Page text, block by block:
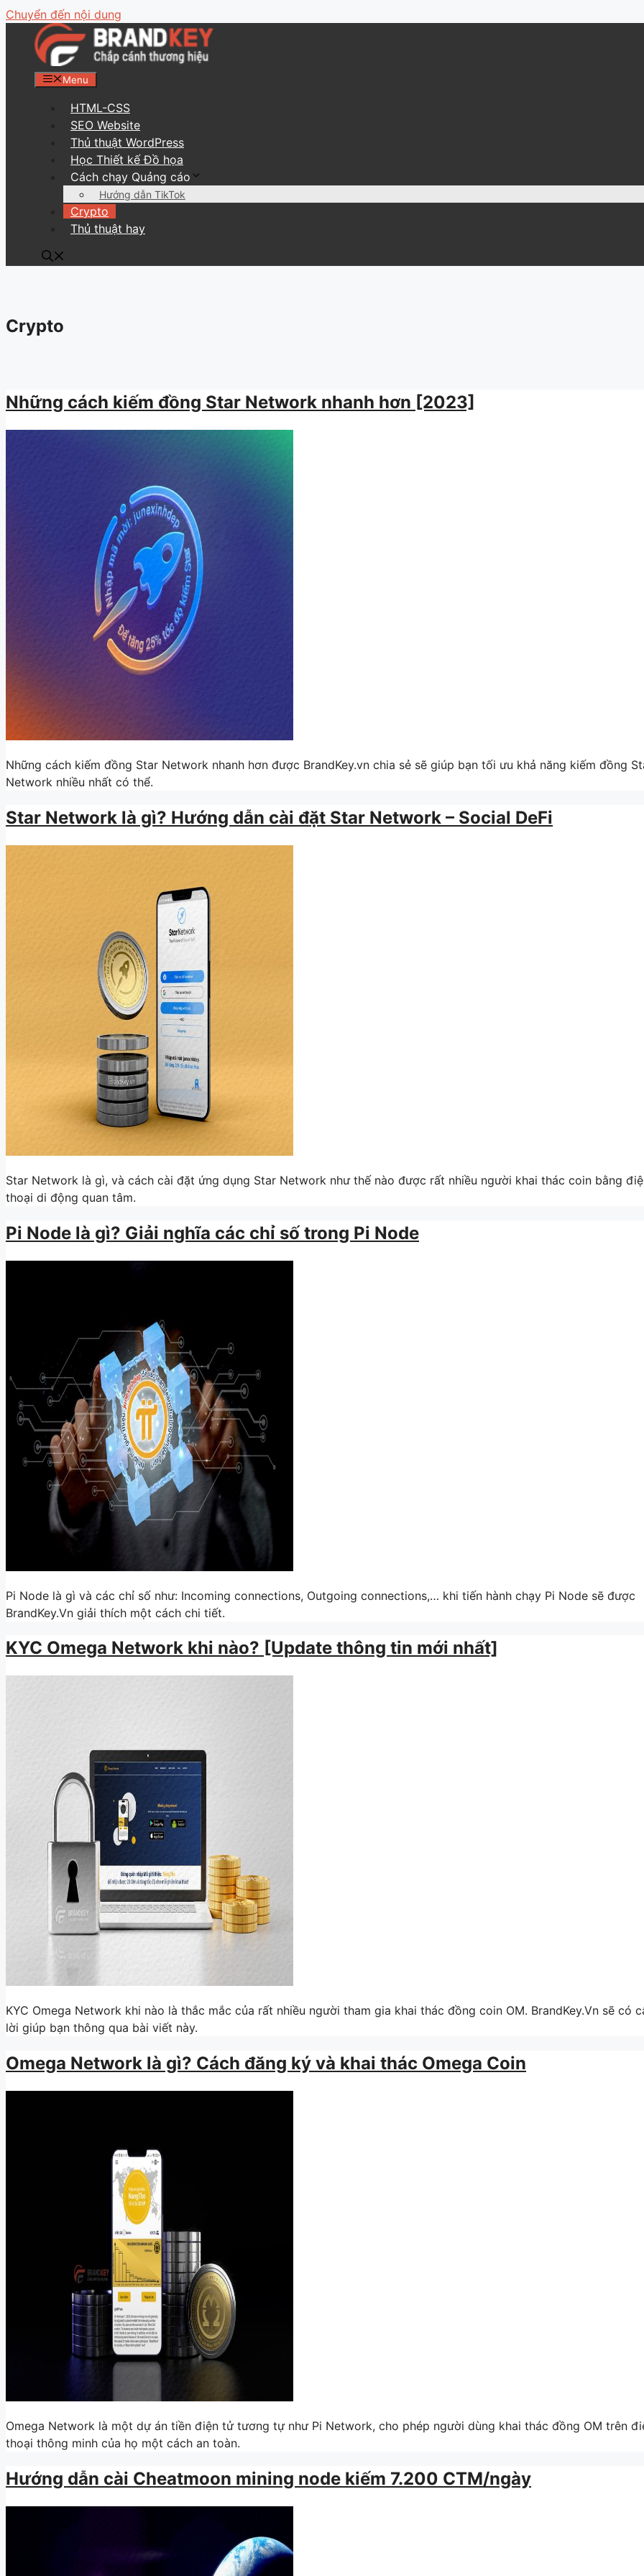
Chuyển đến nội dung
Menu
HTML-CSS
SEO Website
Thủ thuật WordPress
Học Thiết kế Đồ họa
Cách chạy Quảng cáo
Hướng dẫn TikTok
Crypto
Thủ thuật hay
Crypto
Những cách kiếm đồng Star Network nhanh hơn [2023]
Những cách kiếm đồng Star Network nhanh hơn được BrandKey.vn chia sẻ sẽ giúp bạn tối ưu khả năng kiếm đồng
Network nhiều nhất có thể.
Star Network là gì? Hướng dẫn cài đặt Star Network – Social DeFi
Star Network là gì, và cách cài đặt ứng dụng Star Network như thế nào được rất nhiều người khai thác coin bằng
thoại di động quan tâm.
Pi Node là gì? Giải nghĩa các chỉ số trong Pi Node
Pi Node là gì và các chỉ số như: Incoming connections, Outgoing connections,… khi tiến hành chạy Pi Node sẽ được
BrandKey.Vn giải thích một cách chi tiết.
KYC Omega Network khi nào? [Update thông tin mới nhất]
KYC Omega Network khi nào là thắc mắc của rất nhiều người tham gia khai thác đồng coin OM. BrandKey.Vn sẽ có
lời giúp bạn thông qua bài viết này.
Omega Network là gì? Cách đăng ký và khai thác Omega Coin
Omega Network là một dự án tiền điện tử tương tự như Pi Network, cho phép người dùng khai thác đồng OM trên
thoại thông minh của họ một cách an toàn.
Hướng dẫn cài Cheatmoon mining node kiếm 7.200 CTM/ngày